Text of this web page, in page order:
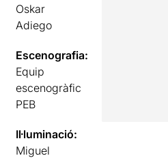
Oskar
Adiego
Escenografia:
Equip
escenogràfic
PEB
Il·luminació:
Miguel